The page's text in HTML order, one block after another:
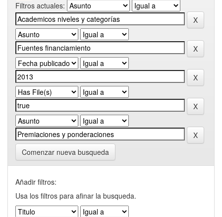
Filtros actuales:
Comenzar nueva busqueda
Añadir filtros:
Usa los filtros para afinar la busqueda.